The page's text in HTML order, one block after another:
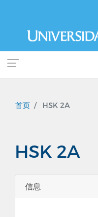
首页 HSK 2A
HSK 2A
信息